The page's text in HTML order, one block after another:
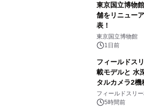
東京国立博物
舗をリニュー
表！
東京国立博物館
1日前
フィールドス
載モデルと 水
タルカメラ2
約1300万画素
ジ新登場
フィールドスリ
5時間前